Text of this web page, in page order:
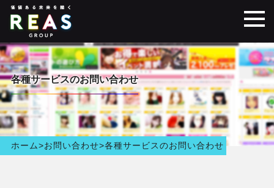
各種サービスのお問い合わせ
ホーム>お問い合わせ>各種サービスのお問い合わせ